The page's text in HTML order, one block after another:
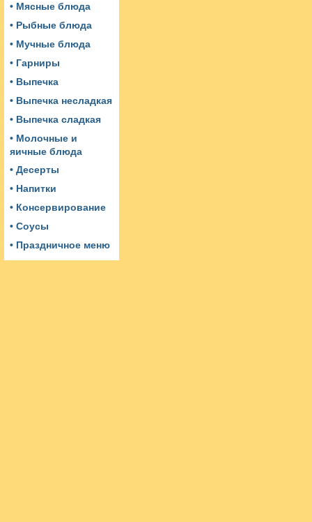
• Мясные блюда
• Рыбные блюда
• Мучные блюда
• Гарниры
• Выпечка
• Выпечка несладкая
• Выпечка сладкая
• Молочные и
яичные блюда
• Десерты
• Напитки
• Консервирование
• Соусы
• Праздничное меню